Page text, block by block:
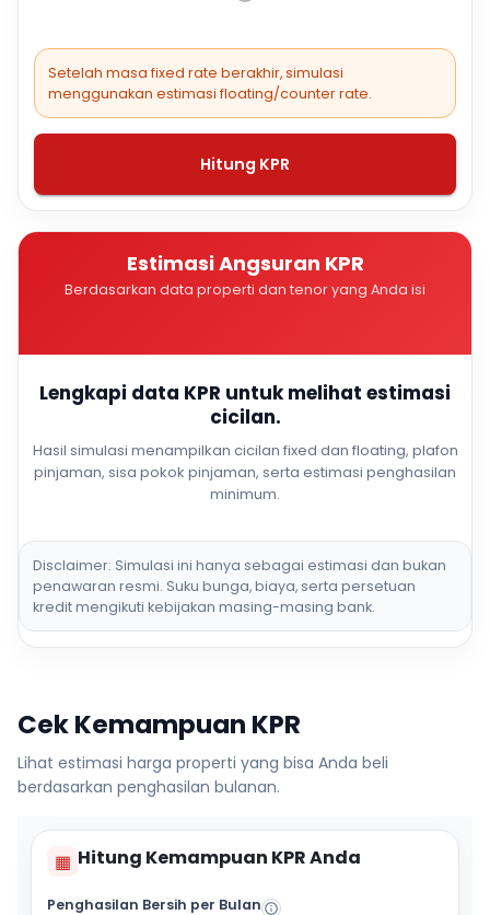
Setelah masa fixed rate berakhir, simulasi
menggunakan estimasi floating/counter rate.
Hitung KPR
Estimasi Angsuran KPR
Berdasarkan data properti dan tenor yang Anda isi
Lengkapi data KPR untuk melihat estimasi
cicilan.
Hasil simulasi menampilkan cicilan fixed dan floating, plafon
pinjaman, sisa pokok pinjaman, serta estimasi penghasilan
minimum.
Disclaimer: Simulasi ini hanya sebagai estimasi dan bukan
penawaran resmi. Suku bunga, biaya, serta persetuan
kredit mengikuti kebijakan masing-masing bank.
Cek Kemampuan KPR
Lihat estimasi harga properti yang bisa Anda beli
berdasarkan penghasilan bulanan.
▦ Hitung Kemampuan KPR Anda
Penghasilan Bersih per Bulan